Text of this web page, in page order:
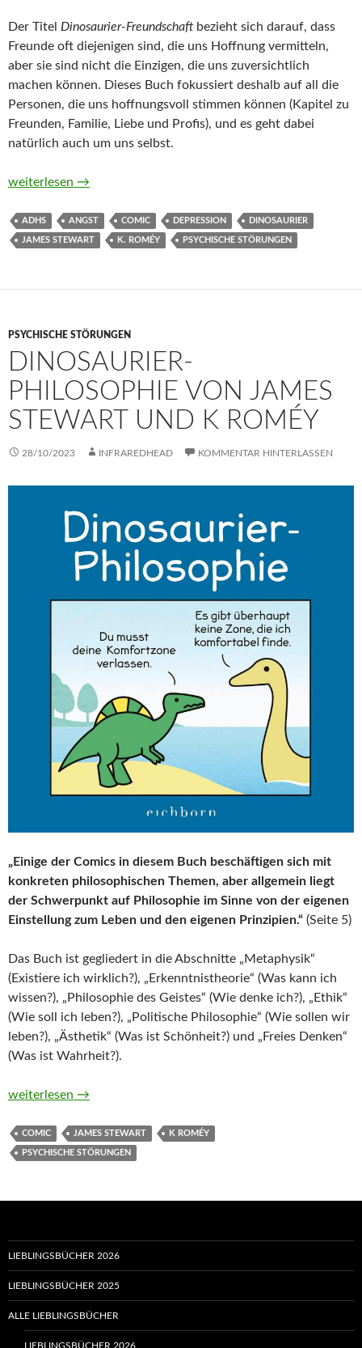
Der Titel Dinosaurier-Freundschaftbezieht sich darauf, dass
Freunde oft diejenigen sind, die uns Hoffnung vermitteln,
aber sie sind nicht die Einzigen, die uns zuversichtlich
machen können. Dieses Buch fokussiert deshalb auf all die
Personen, die uns hoffnungsvoll stimmen können (Kapitel zu
Freunden, Familie, Liebe und Profis), und es geht dabei
natürlich auch um uns selbst.
Dinosaurier-Freundschaft von James Stewart und K. Roméy
weiterlesen →
ADHS ANGST COMIC DEPRESSION DINOSAURIER
JAMES STEWART K. ROMÉY PSYCHISCHE STÖRUNGEN
PSYCHISCHE STÖRUNGEN
DINOSAURIER-
PHILOSOPHIE VON JAMES
STEWART UND K ROMÉY
28/10/2023 INFRAREDHEAD KOMMENTAR HINTERLASSEN
„Einige der Comics in diesem Buch beschäftigen sich mit
konkreten philosophischen Themen, aber allgemein liegt
der Schwerpunkt auf Philosophie im Sinne von der eigenen
Einstellung zum Leben und den eigenen Prinzipien.“ (Seite 5)
Das Buch ist gegliedert in die Abschnitte „Metaphysik“
(Existiere ich wirklich?), „Erkenntnistheorie“ (Was kann ich
wissen?), „Philosophie des Geistes“ (Wie denke ich?), „Ethik“
(Wie soll ich leben?), „Politische Philosophie“ (Wie sollen wir
leben?), „Ästhetik“ (Was ist Schönheit?) und „Freies Denken“
(Was ist Wahrheit?).
Dinosaurier-Philosophie von James Stewart und K Roméy
weiterlesen →
COMIC JAMES STEWART K ROMÉY
PSYCHISCHE STÖRUNGEN
LIEBLINGSBÜCHER 2026
LIEBLINGSBÜCHER 2025
ALLE LIEBLINGSBÜCHER
LIEBLINGSBÜCHER 2026